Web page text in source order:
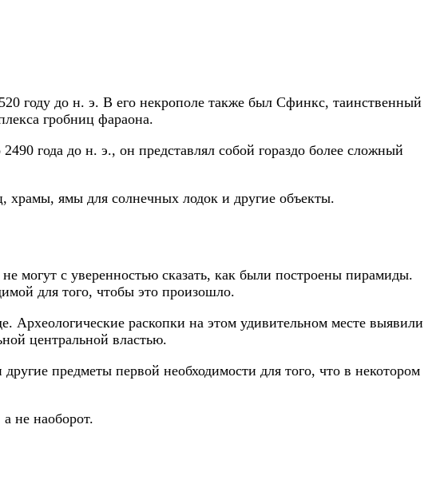
году до н. э. В его некрополе также был Сфинкс, таинственный
гробниц фараона.
года до н. э., он представлял собой гораздо более сложный
храмы, ямы для солнечных лодок и другие объекты.
могут с уверенностью сказать, как были построены пирамиды.
для того, чтобы это произошло.
раскопки на этом удивительном месте выявили
центральной властью.
предметы первой необходимости для того, что в некотором
не наоборот.